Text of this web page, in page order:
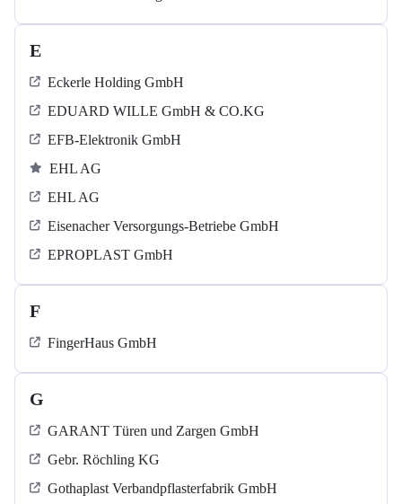
E
Eckerle Holding GmbH
EDUARD WILLE GmbH & CO.KG
EFB-Elektronik GmbH
EHL AG
EHL AG
Eisenacher Versorgungs-Betriebe GmbH
EPROPLAST GmbH
F
FingerHaus GmbH
G
GARANT Türen und Zargen GmbH
Gebr. Röchling KG
Gothaplast Verbandpflasterfabrik GmbH